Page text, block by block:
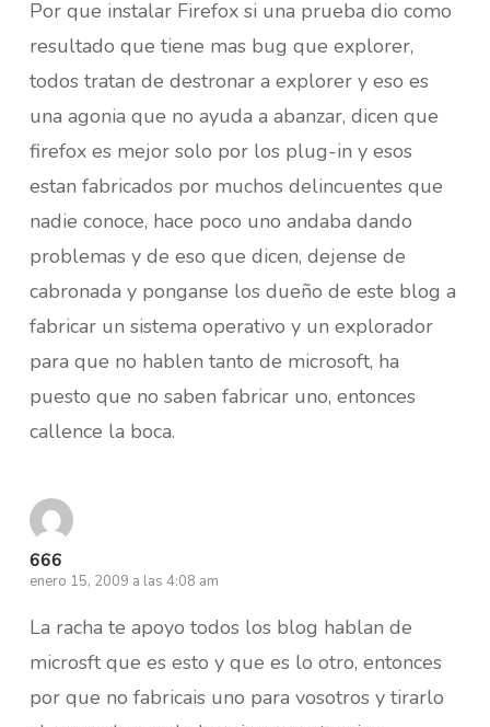
Por que instalar Firefox si una prueba dio como
resultado que tiene mas bug que explorer,
todos tratan de destronar a explorer y eso es
una agonia que no ayuda a abanzar, dicen que
firefox es mejor solo por los plug-in y esos
estan fabricados por muchos delincuentes que
nadie conoce, hace poco uno andaba dando
problemas y de eso que dicen, dejense de
cabronada y ponganse los dueño de este blog a
fabricar un sistema operativo y un explorador
para que no hablen tanto de microsoft, ha
puesto que no saben fabricar uno, entonces
callence la boca.
666
enero 15, 2009 a las 4:08 am
La racha te apoyo todos los blog hablan de
microsft que es esto y que es lo otro, entonces
por que no fabricais uno para vosotros y tirarlo